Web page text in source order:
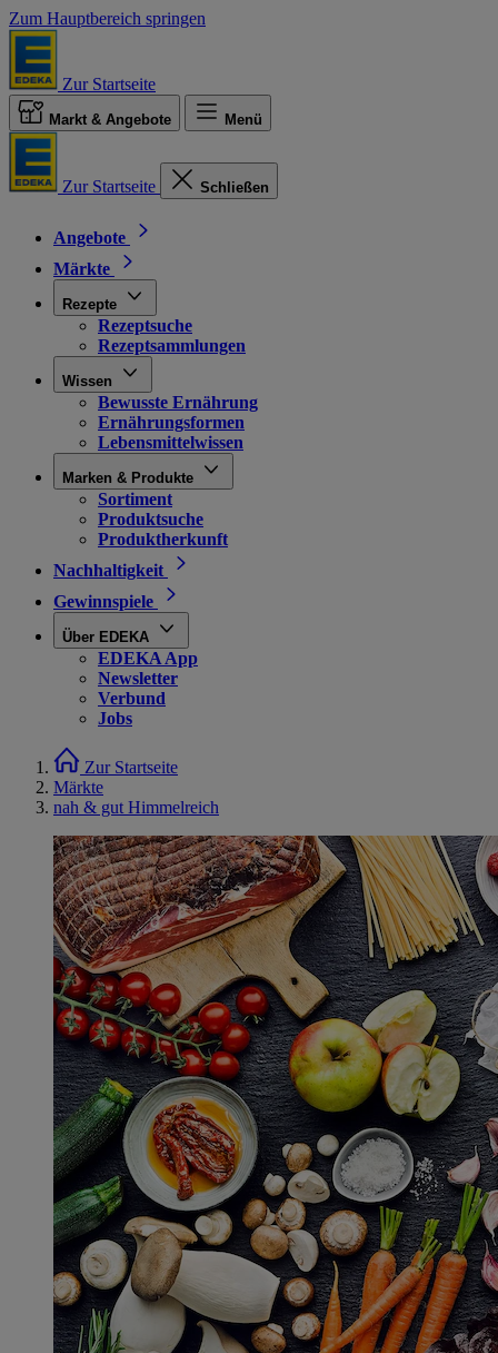
Zum Hauptbereich springen
Zur Startseite
Markt & Angebote Menü
Zur Startseite Schließen
Angebote
Märkte
Rezepte
Rezeptsuche
Rezeptsammlungen
Wissen
Bewusste Ernährung
Ernährungsformen
Lebensmittelwissen
Marken & Produkte
Sortiment
Produktsuche
Produktherkunft
Nachhaltigkeit
Gewinnspiele
Über EDEKA
EDEKA App
Newsletter
Verbund
Jobs
Zur Startseite
Märkte
nah & gut Himmelreich